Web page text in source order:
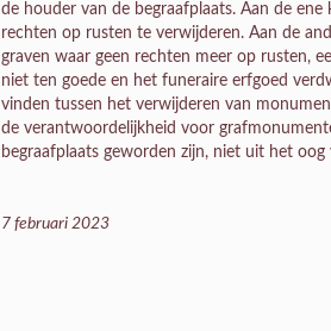
de houder van de begraafplaats. Aan de
rechten op rusten te verwijderen. Aan de
graven waar geen rechten meer op rusten,
niet ten goede en het funeraire erfgoed
vinden tussen het verwijderen van
de verantwoordelijkheid voor
begraafplaats geworden zijn, niet uit het
7 februari 2023